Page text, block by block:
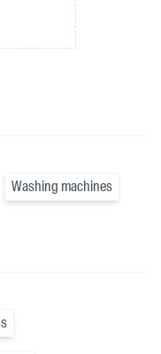
Washing machines